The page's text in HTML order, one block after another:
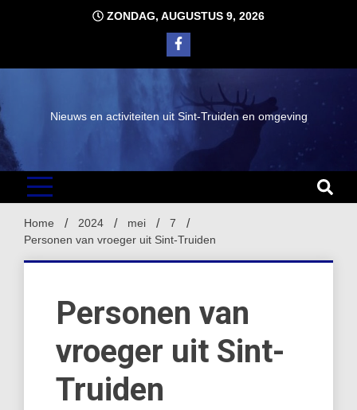
ZONDAG, AUGUSTUS 9, 2026
Nieuws en activiteiten uit Sint-Truiden en omgeving
Home 2024 mei
7
Personen van vroeger uit Sint-Truiden
Personen van
vroeger uit Sint-
Truiden